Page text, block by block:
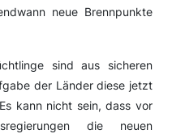
neue Brennpunkte
sind aus sicheren
der Länder diese jetzt
kann nicht sein, dass vor
die neuen